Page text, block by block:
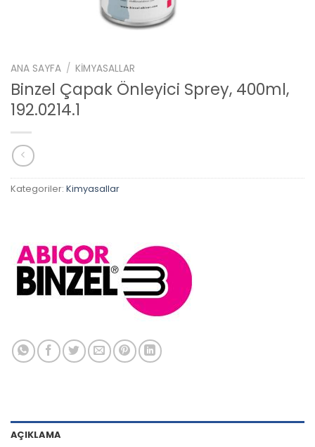
ANA SAYFA / KIMYASALLAR
Binzel Çapak Önleyici Sprey, 400ml,
192.0214.1
Kategoriler: Kimyasallar
AÇIKLAMA